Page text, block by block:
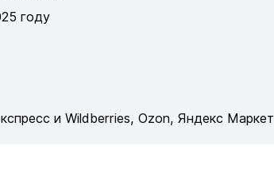
году
и Wildberries, Ozon, Яндекс Маркет